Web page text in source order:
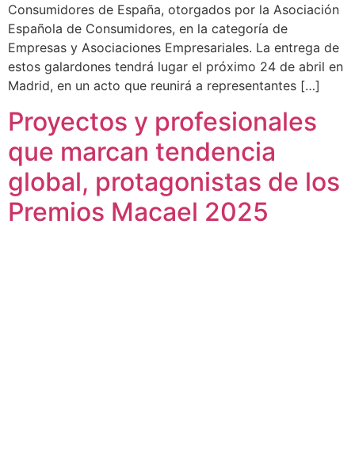
Consumidores de España, otorgados por la Asociación
Española de Consumidores, en la categoría de
Empresas y Asociaciones Empresariales. La entrega de
estos galardones tendrá lugar el próximo 24 de abril en
Madrid, en un acto que reunirá a representantes […]
Proyectos y profesionales
que marcan tendencia
global, protagonistas de los
Premios Macael 2025